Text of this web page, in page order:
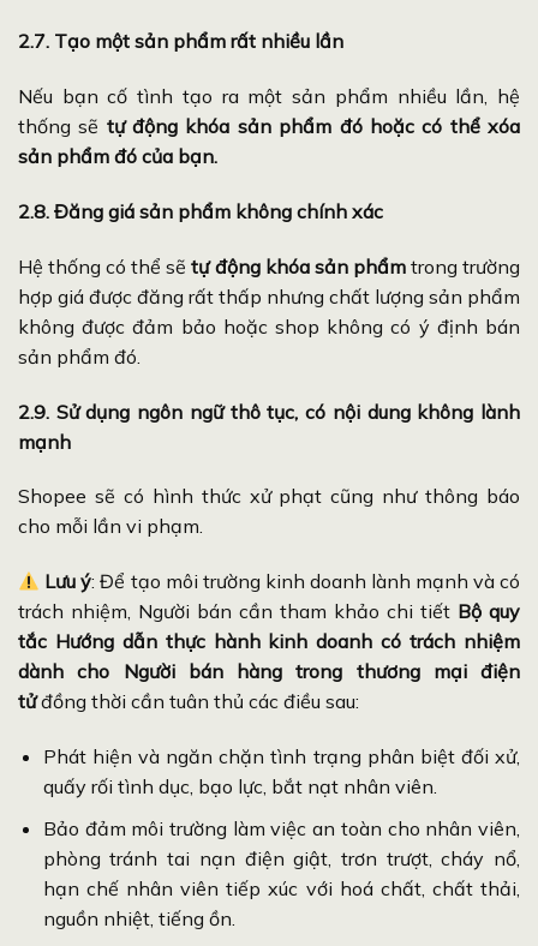
2.7. Tạo một sản phẩm rất nhiều lần
Nếu bạn cố tình tạo ra một sản phẩm nhiều lần, hệ
thống sẽ tự động khóa sản phẩm đó hoặc có thể xóa
sản phẩm đó của bạn.
2.8. Đăng giá sản phẩm không chính xác
Hệ thống có thể sẽtự động khóa sản phẩmtrong trường
hợp giá được đăng rất thấp nhưng chất lượng sản phẩm
không được đảm bảo hoặc shop không có ý định bán
sản phẩm đó.
2.9. Sử dụng ngôn ngữ thô tục, có nội dung không lành
mạnh
Shopee sẽ có hình thức xử phạt cũng như thông báo
cho mỗi lần vi phạm.
Lưu ý: Để tạo môi trường kinh doanh lành mạnh và có
trách nhiệm, Người bán cần tham khảo chi tiết Bộ quy
tắc Hướng dẫn thực hành kinh doanh có trách nhiệm
dành cho Người bán hàng trong thương mại điện
tửđồng thời cần tuân thủ các điều sau:
Phát hiện và ngăn chặn tình trạng phân biệt đối xử,
quấy rối tình dục, bạo lực, bắt nạt nhân viên.
Bảo đảm môi trường làm việc an toàn cho nhân viên,
phòng tránh tai nạn điện giật, trơn trượt, cháy nổ,
hạn chế nhân viên tiếp xúc với hoá chất, chất thải,
nguồn nhiệt, tiếng ồn.